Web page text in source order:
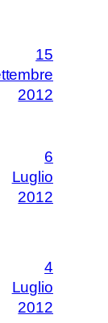
15
2012
6
Luglio
2012
4
Luglio
2012